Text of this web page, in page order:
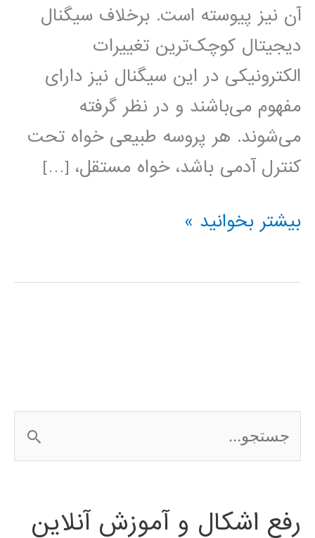
آن نیز پیوسته است. برخلاف سیگنال
دیجیتال کوچک‌ترین تغییرات
الکترونیکی در این سیگنال نیز دارای
مفهوم می‌باشند و در نظر گرفته
می‌شوند. هر پروسه طبیعی خواه تحت
کنترل آدمی باشد، خواه مستقل، […]
مبدل
دیجیتال
بیشتر بخوانید »
س
ج
رفع اشکال و آموزش آنلاین